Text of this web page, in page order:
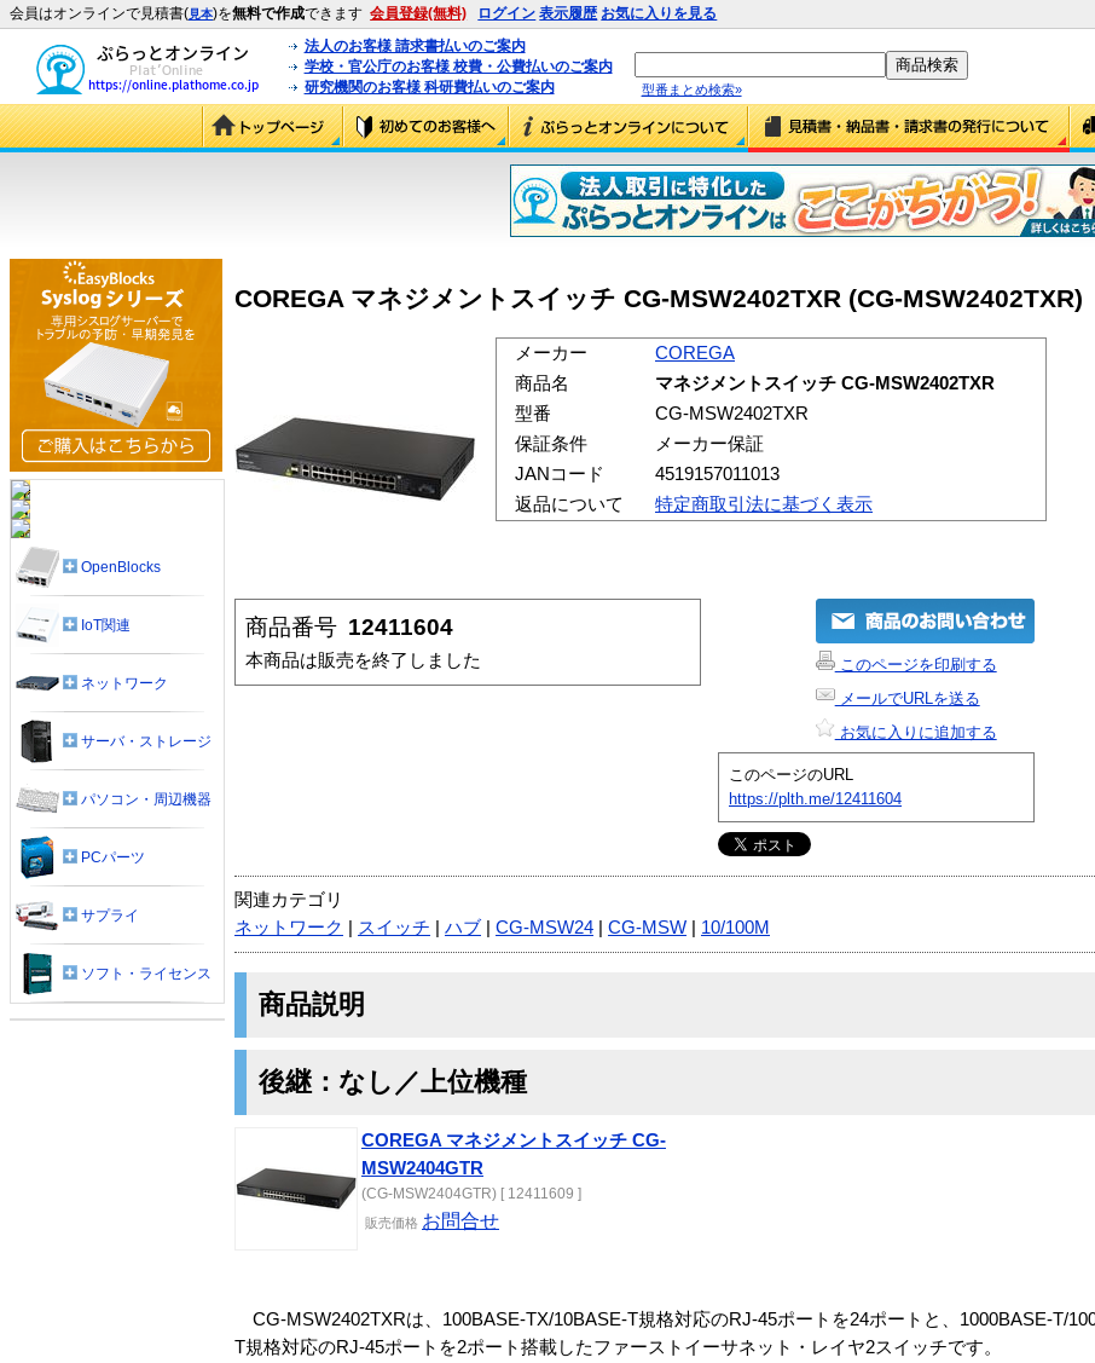
会員はオンラインで見積書(見本)を無料で作成できます 会員登録(無料) ログイン 表示履歴 お気に入りを見る
法人のお客様 請求書払いのご案内
学校・官公庁のお客様 校費・公費払いのご案内
研究機関のお客様 科研費払いのご案内
型番まとめ検索»
COREGA マネジメントスイッチ CG-MSW2402TXR (CG-MSW2402TXR)
メーカー
COREGA
商品名
マネジメントスイッチ CG-MSW2402TXR
型番
CG-MSW2402TXR
保証条件
メーカー保証
JANコード
4519157011013
返品について
特定商取引法に基づく表示
商品番号 12411604
本商品は販売を終了しました
このページを印刷する
メールでURLを送る
お気に入りに追加する
このページのURL
https://plth.me/12411604
関連カテゴリ
ネットワーク
スイッチ ハブ CG-MSW24 CG-MSW 10/100M
商品説明
後継：なし／上位機種
COREGA マネジメントスイッチ CG-
MSW2404GTR
(CG-MSW2404GTR) [ 12411609 ]
販売価格 お問合せ
CG-MSW2402TXRは、100BASE-TX/10BASE-T規格対応のRJ-45ポートを24ポートと、1000BASE-T/
T規格対応のRJ-45ポートを2ポート搭載したファーストイーサネット・レイヤ2スイッチです。
OpenBlocks
IoT関連
ネットワーク
サーバ・ストレージ
パソコン・周辺機器
PCパーツ
サプライ
ソフト・ライセンス